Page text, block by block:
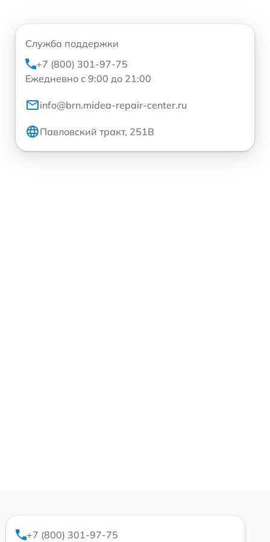
Служба поддержки
+7 (800) 301-97-75
Ежедневно с 9:00 до 21:00
info@brn.midea-repair-center.ru
Павловский тракт, 251В
+7 (800) 301-97-75